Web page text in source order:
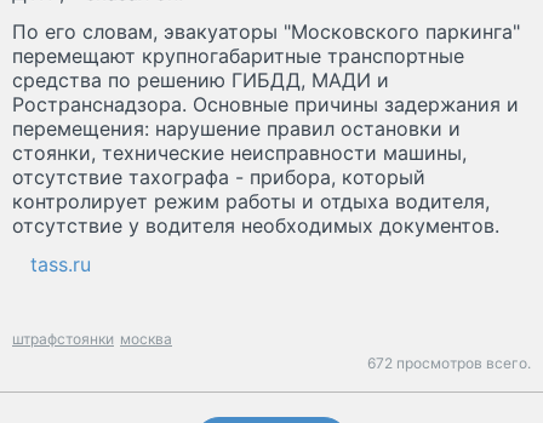
По его словам, эвакуаторы "Московского паркинга"
перемещают крупногабаритные транспортные
средства по решению ГИБДД, МАДИ и
Ространснадзора. Основные причины задержания и
перемещения: нарушение правил остановки и
стоянки, технические неисправности машины,
отсутствие тахографа - прибора, который
контролирует режим работы и отдыха водителя,
отсутствие у водителя необходимых документов.
tass.ru
штрафстоянки москва
672 просмотров всего.